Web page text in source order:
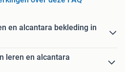
en alcantara bekleding in
leren en alcantara